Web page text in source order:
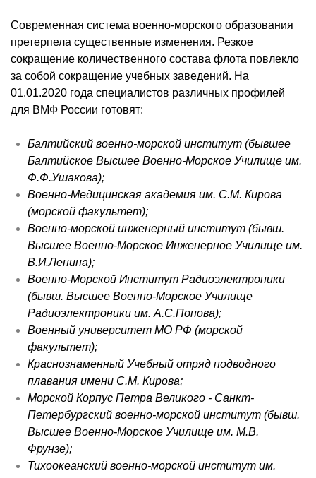
Современная система военно-морского образования
претерпела существенные изменения. Резкое
сокращение количественного состава флота повлекло
за собой сокращение учебных заведений. На
01.01.2020 года специалистов различных профилей
для ВМФ России готовят:
Балтийский военно-морской институт (бывшее
Балтийское Высшее Военно-Морское Училище им.
Ф.Ф.Ушакова);
Военно-Медицинская академия им. С.М. Кирова
(морской факультет);
Военно-морской инженерный институт (бывш.
Высшее Военно-Морское Инженерное Училище им.
В.И.Ленина);
Военно-Морской Институт Радиоэлектроники
(бывш. Высшее Военно-Морское Училище
Радиоэлектроники им. А.С.Попова);
Военный университет МО РФ (морской
факультет);
Краснознаменный Учебный отряд подводного
плавания имени С.М. Кирова;
Морской Корпус Петра Великого - Санкт-
Петербургский военно-морской институт (бывш.
Высшее Военно-Морское Училище им. М.В.
Фрунзе);
Тихоокеанский военно-морской институт им.